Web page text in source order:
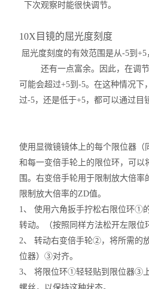
下次观察时能很快调节。
10X目镜的屈光度刻度
屈光度刻度的有效范围是从-5到+5
还有一点富余。因此，在调
可能会超过+5到-5。在这种情况下
过-5，还是低于+5，都可以通过目
使用显微镜镜体上的每个限位器（
和每一变倍手轮上的限位环，可以
围。右变倍手轮用于限制放大倍率
限制放大倍率的ZD值。
1、 使用六角扳手拧松右限位环①
转动。（按照同样方法松开左限位
2、 转动右变倍手轮②，将所需的
位器）③对齐。
3、 将限位环①轻轻贴到限位器③